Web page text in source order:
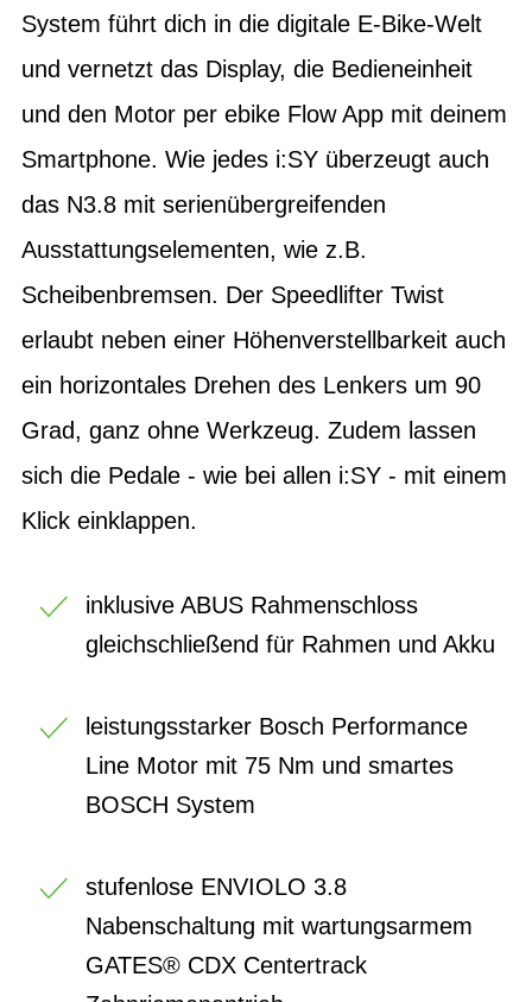
System führt dich in die digitale E-Bike-Welt
und vernetzt das Display, die Bedieneinheit
und den Motor per ebike Flow App mit deinem
Smartphone. Wie jedes i:SY überzeugt auch
das N3.8 mit serienübergreifenden
Ausstattungselementen, wie z.B.
Scheibenbremsen. Der Speedlifter Twist
erlaubt neben einer Höhenverstellbarkeit auch
ein horizontales Drehen des Lenkers um 90
Grad, ganz ohne Werkzeug. Zudem lassen
sich die Pedale - wie bei allen i:SY - mit einem
Klick einklappen.
inklusive ABUS Rahmenschloss
gleichschließend für Rahmen und Akku
leistungsstarker Bosch Performance
Line Motor mit 75 Nm und smartes
BOSCH System
stufenlose ENVIOLO 3.8
Nabenschaltung mit wartungsarmem
GATES® CDX Centertrack